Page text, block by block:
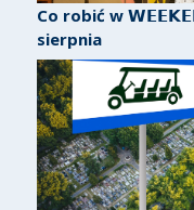
Co robić w
sierpnia